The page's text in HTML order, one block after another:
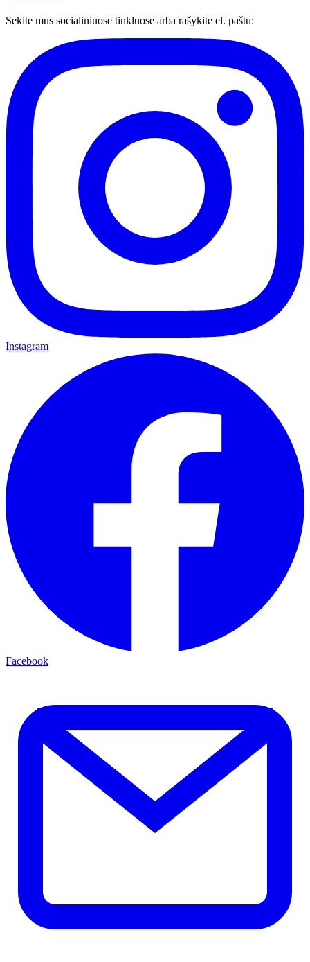
Sekite mus socialiniuose tinkluose arba rašykite el. paštu:
Instagram
Facebook